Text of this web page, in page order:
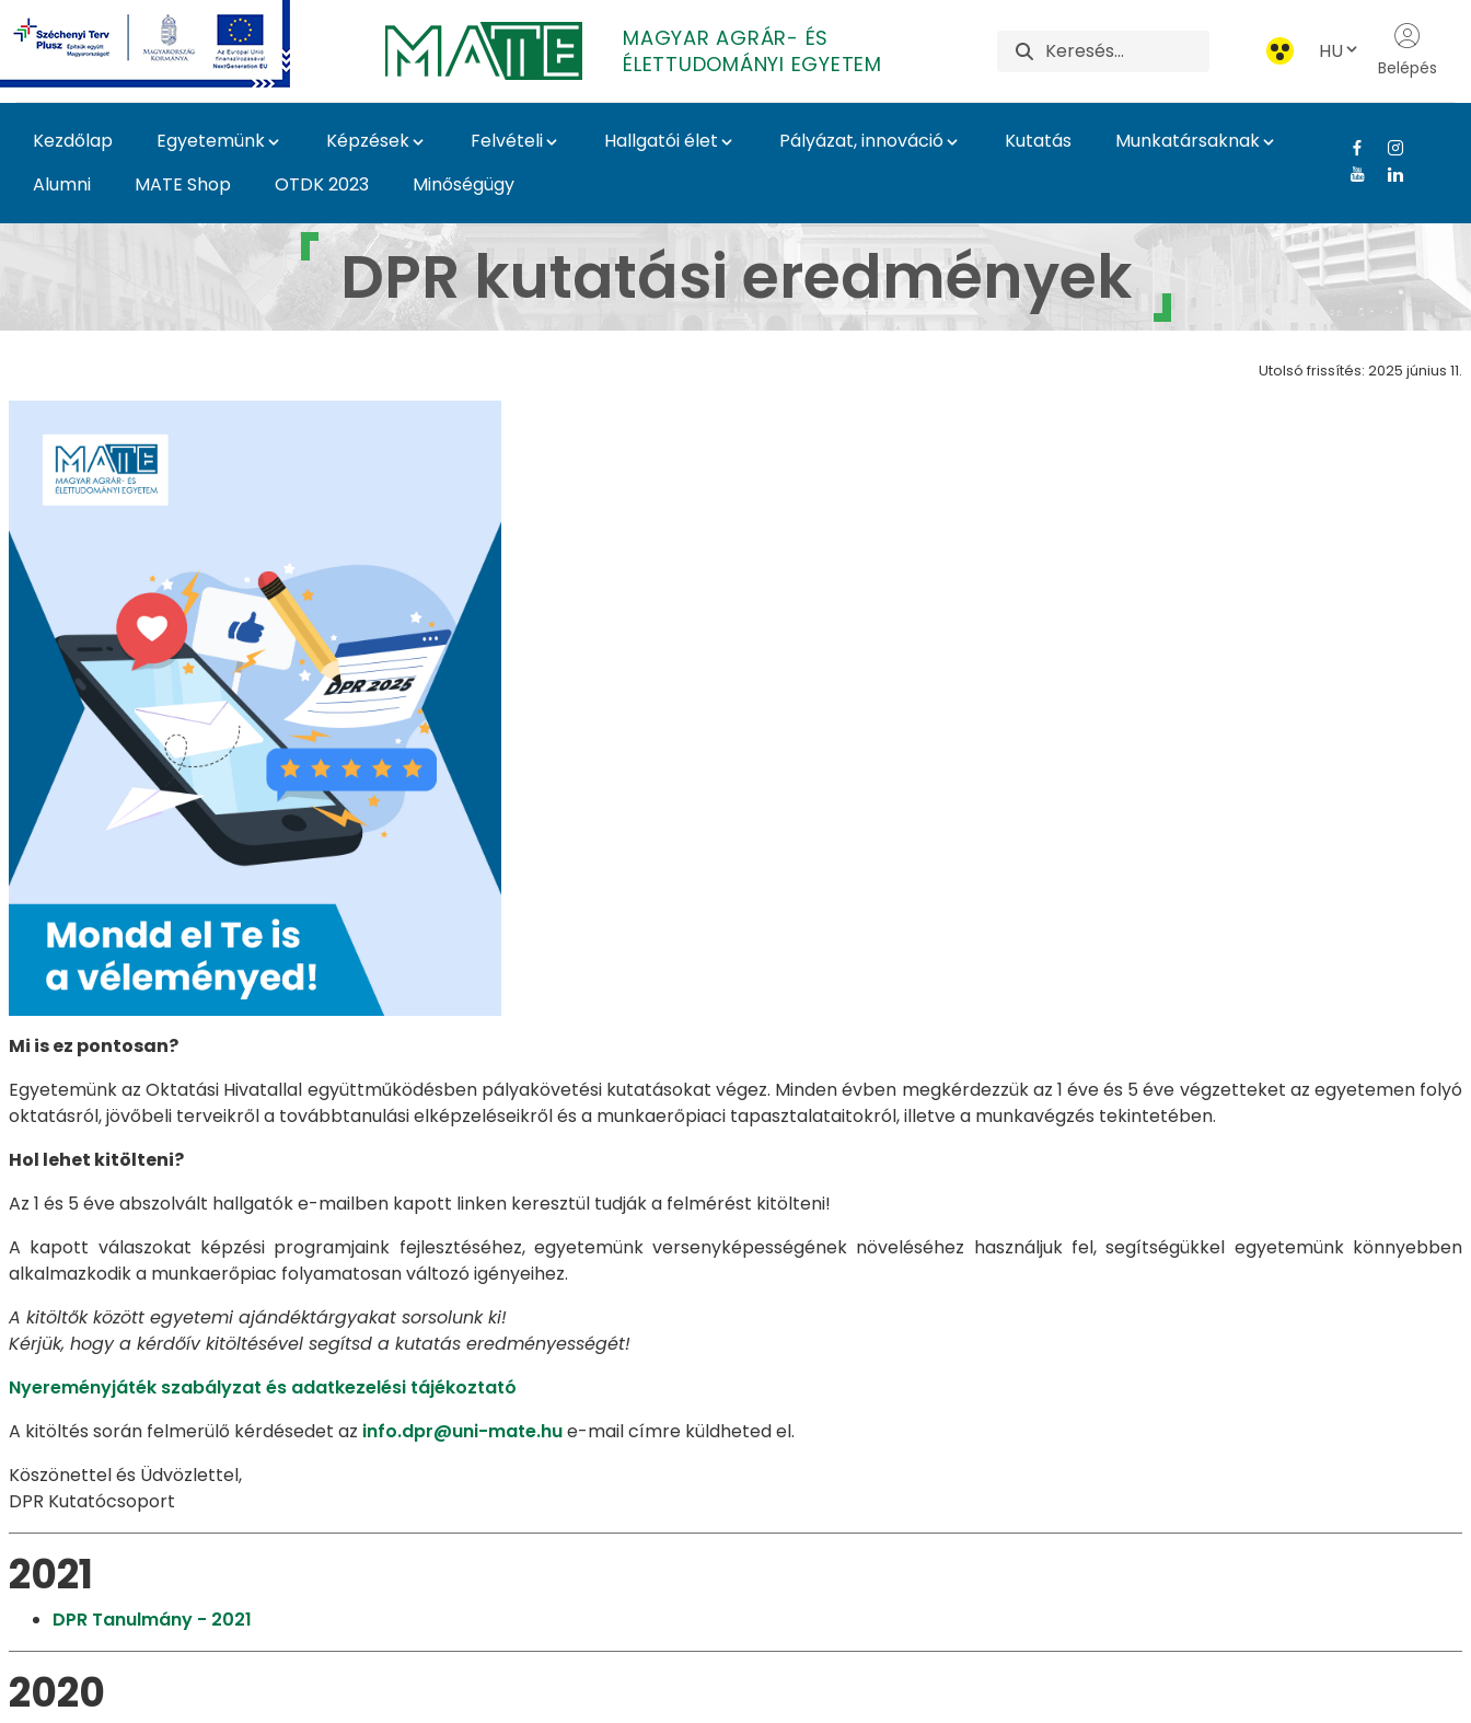
Ugrás a fő tartalomhoz
MAGYAR AGRÁR- ÉS
ÉLETTUDOMÁNYI EGYETEM
HU
Belépés
Kezdőlap Egyetemünk Képzések Felvételi Hallgatói élet Pályázat, innováció Kutatás
Munkatársaknak
Alumni
MATE Shop OTDK 2023 Minőségügy
DPR kutatási eredmények 2020 - Magyar Agrár- és
DPR kutatási eredmények
Utolsó frissítés: 2025 június 11.
Mi is ez pontosan?
Egyetemünk az Oktatási Hivatallal együttműködésben pályakövetési kutatásokat végez. Minden évben megkérdezzük az 1 éve és 5 éve végzetteket az egyetemen folyó
oktatásról, jövőbeli terveikről a továbbtanulási elképzeléseikről és a munkaerőpiaci tapasztalataitokról, illetve a munkavégzés tekintetében.
Hol lehet kitölteni?
Az 1 és 5 éve abszolvált hallgatók e-mailben kapott linken keresztül tudják a felmérést kitölteni!
A kapott válaszokat képzési programjaink fejlesztéséhez, egyetemünk versenyképességének növeléséhez használjuk fel, segítségükkel egyetemünk könnyebben
alkalmazkodik a munkaerőpiac folyamatosan változó igényeihez.
A kitöltők között egyetemi ajándéktárgyakat sorsolunk ki!
Kérjük, hogy a kérdőív kitöltésével segítsd a kutatás eredményességét!
Nyereményjáték szabályzat és adatkezelési tájékoztató
A kitöltés során felmerülő kérdésedet az info.dpr@uni-mate.hue-mail címre küldheted el.
Köszönettel és Üdvözlettel,
DPR Kutatócsoport
2021
DPR Tanulmány - 2021
2020